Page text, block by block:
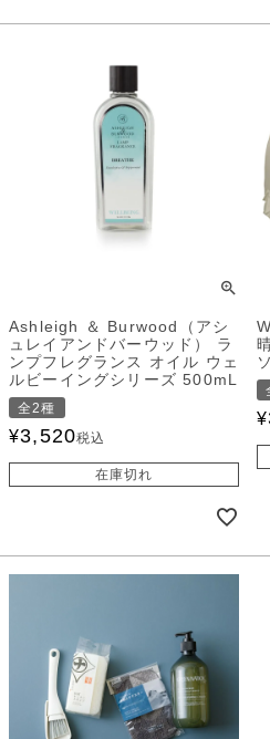
Ashleigh ＆ Burwood（アシ
ュレイアンドバーウッド） ラ
ンプフレグランス オイル ウェ
ルビーイングシリーズ 500mL
全2種
¥3,520税込
在庫切れ
¥